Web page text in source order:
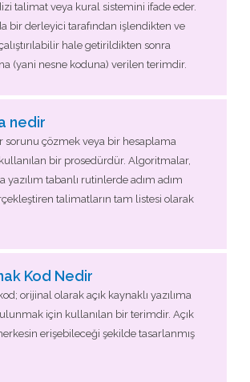
talimat veya kural sistemini ifade eder.
bir derleyici tarafından işlendikten ve
hale getirildikten sonra
(yani nesne koduna) verilen terimdir.
nedir
sorunu çözmek veya bir hesaplama
bir prosedürdür. Algoritmalar,
yazılım tabanlı rutinlerde adım adım
talimatların tam listesi olarak
Kod Nedir
orijinal olarak açık kaynaklı yazılıma
için kullanılan bir terimdir. Açık
erişebileceği şekilde tasarlanmış